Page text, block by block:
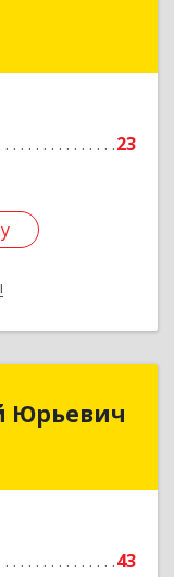
23
Подробнее
Юрьевич
43
Юрьевич
р-н,